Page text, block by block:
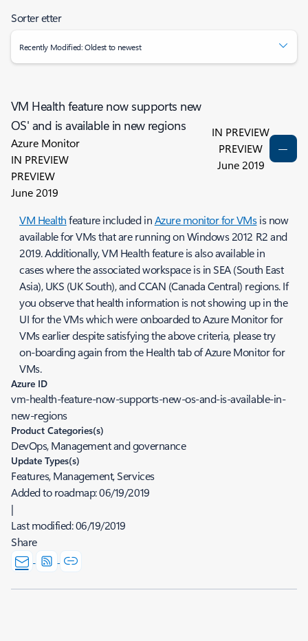
Sorter etter
Recently Modified: Oldest to newest
VM Health feature now supports new
OS' and is available in new regions
Azure Monitor
IN PREVIEW
PREVIEW
June 2019
IN PREVIEW
PREVIEW
June 2019
VM Healthfeature included inAzure monitor for VMsis now
available for VMs that are running on Windows 2012 R2 and
2019. Additionally, VM Health feature is also available in
cases where the associated workspace is in SEA (South East
Asia), UKS (UK South), and CCAN (Canada Central) regions. If
you observe that health information is not showing up in the
UI for the VMs which were onboarded to Azure Monitor for
VMs earlier despite satisfying the above criteria, please try
on-boarding again from the Health tab of Azure Monitor for
VMs.
Azure ID
vm-health-feature-now-supports-new-os-and-is-available-in-
new-regions
Product Categories(s)
DevOps, Management and governance
Update Types(s)
Features, Management, Services
Added to roadmap:06/19/2019
|
Last modified:06/19/2019
Share